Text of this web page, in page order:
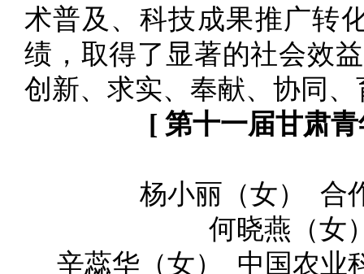
术普及、科技成果推广转
绩，取得了显著的社会效
创新、求实、奉献、协同
[ 第十一届甘肃
杨小丽（女） 合
何晓燕（女
辛蕊华（女） 中国农业